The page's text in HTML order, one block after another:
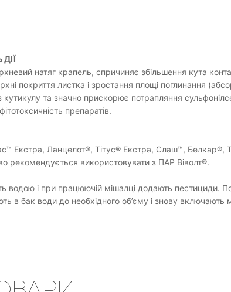
натяг крапель, спричиняє збільшення кута
покриття листка і зростання площі поглинання
та значно прискорює потрапляння
препаратів.
Екстра, Ланцелот®, Тітус® Екстра, Слаш™, Белкар®,
рекомендується використовувати з ПАР Віволт®.
водою і при працюючій мішалці додають пестициди.
в бак води до необхідного об’єму і знову включають